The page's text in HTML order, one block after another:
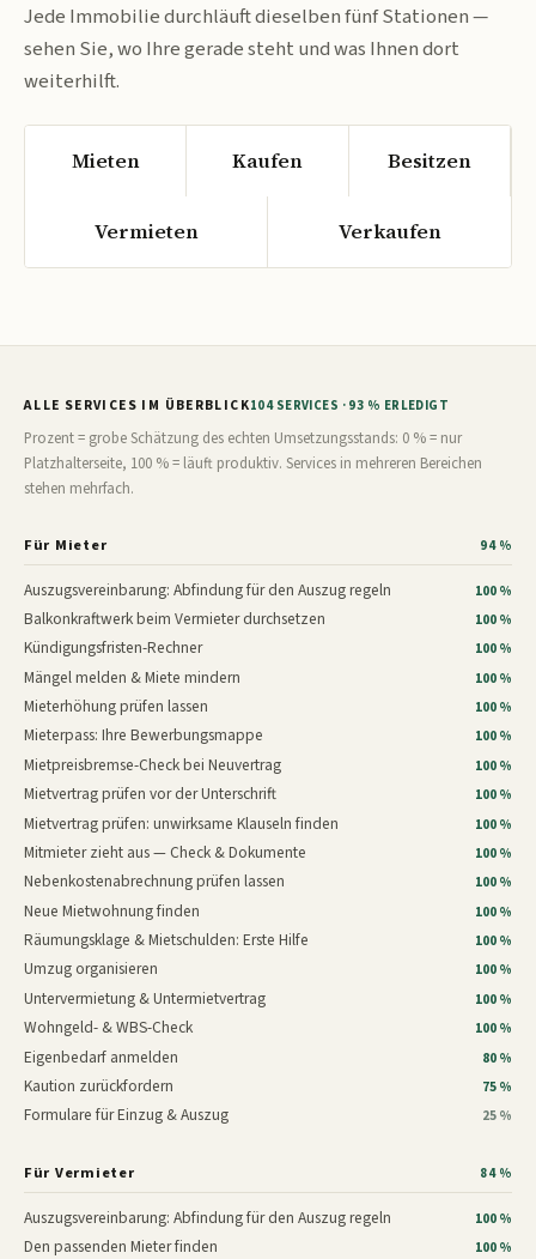
Jede Immobilie durchläuft dieselben fünf Stationen —
sehen Sie, wo Ihre gerade steht und was Ihnen dort
weiterhilft.
Mieten Kaufen Besitzen
Vermieten Verkaufen
ALLE SERVICES IM ÜBERBLICK104 SERVICES · 93 % ERLEDIGT
Prozent = grobe Schätzung des echten Umsetzungsstands: 0 % = nur
Platzhalterseite, 100 % = läuft produktiv. Services in mehreren Bereichen
stehen mehrfach.
Für Mieter 94 %
Auszugsvereinbarung: Abfindung für den Auszug regeln 100 %
Balkonkraftwerk beim Vermieter durchsetzen 100 %
Kündigungsfristen-Rechner 100 %
Mängel melden & Miete mindern 100 %
Mieterhöhung prüfen lassen 100 %
Mieterpass: Ihre Bewerbungsmappe 100 %
Mietpreisbremse-Check bei Neuvertrag 100 %
Mietvertrag prüfen vor der Unterschrift 100 %
Mietvertrag prüfen: unwirksame Klauseln finden 100 %
Mitmieter zieht aus — Check & Dokumente 100 %
Nebenkostenabrechnung prüfen lassen 100 %
Neue Mietwohnung finden 100 %
Räumungsklage & Mietschulden: Erste Hilfe 100 %
Umzug organisieren 100 %
Untervermietung & Untermietvertrag 100 %
Wohngeld- & WBS-Check 100 %
Eigenbedarf anmelden 80 %
Kaution zurückfordern 75 %
Formulare für Einzug & Auszug 25 %
Für Vermieter 84 %
Auszugsvereinbarung: Abfindung für den Auszug regeln 100 %
Den passenden Mieter finden 100 %